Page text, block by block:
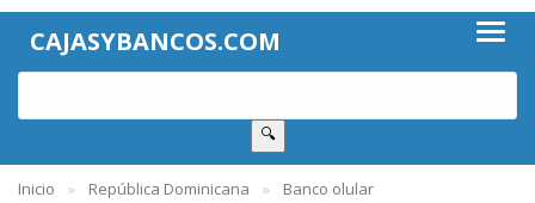
CAJASYBANCOS.COM
🔍
Inicio República Dominicana Banco olular